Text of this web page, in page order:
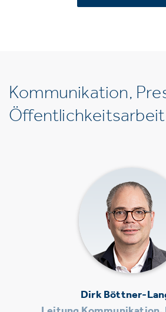
Kommunikation,
Öffentlichkeitsarbeit
Dirk Böttner-